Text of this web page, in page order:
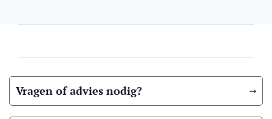
Vragen of advies nodig?